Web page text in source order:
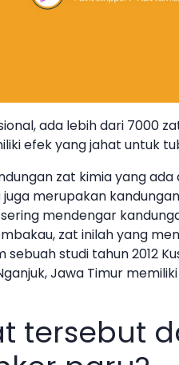
ada lebih dari 7000
efek yang jahat untuk
zat kimia yang ada
merupakan
mendengar
zat inilah yang
studi tahun 2012
Jawa Timur
tersebut